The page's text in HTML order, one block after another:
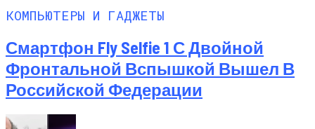
КОМПЬЮТЕРЫ И ГАДЖЕТЫ
Смартфон Fly Selfie 1 С Двойной
Фронтальной Вспышкой Вышел В
Российской Федерации